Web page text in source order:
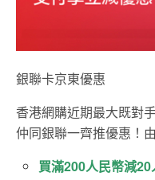
銀聯卡京東優惠
香港網購近期最大既對
仲同銀聯一齊推優惠！
買滿200人民幣減20